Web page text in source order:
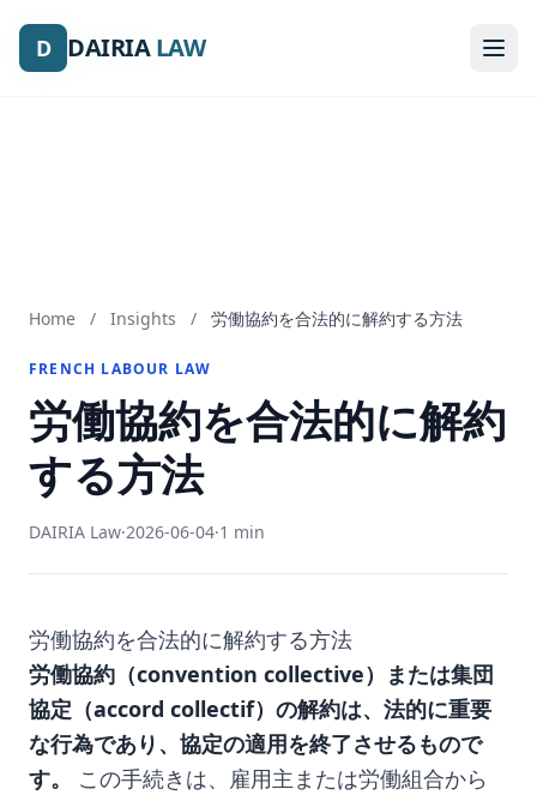
D DAIRIALAW
D DAIRIALAW
Home / Insights / 労働協約を合法的に解約する方法
FRENCH LABOUR LAW
労働協約を合法的に解約
する方法
DAIRIA Law·2026-06-04·1 min
労働協約を合法的に解約する方法
労働協約（convention collective）または集団
協定（accord collectif）の解約は、法的に重要
な行為であり、協定の適用を終了させるもので
す。
この手続きは、雇用主または労働組合から